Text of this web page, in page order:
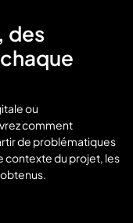
des
ou
comment
de problématiques
contexte du projet, les